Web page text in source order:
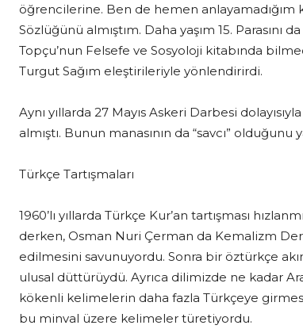
öğrencilerine. Ben de hemen anlayamadığım
Sözlüğünü almıştım. Daha yaşım 15.
Topçu’nun Felsefe ve Sosyoloji kitabında
Turgut Sağım eleştirileriyle yönlendirirdi.
Aynı yıllarda 27 Mayıs Askeri Darbesi
almıştı. Bunun manasının da “savcı”
Türkçe Tartışmaları
1960’lı yıllarda Türkçe Kur’an tartışması
derken, Osman Nuri Çerman da Kemalizm
edilmesini savunuyordu. Sonra bir öztürkçe
ulusal düttürüydü. Ayrıca dilimizde ne kadar
kökenli kelimelerin daha fazla Türkçeye
bu minval üzere kelimeler türetiyordu.